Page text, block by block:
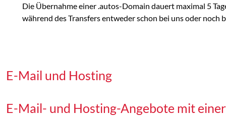
Die Übernahme einer .autos-Domain dauert maximal 5
während des Transfers entweder schon bei uns oder noch
E-Mail und Hosting
E-Mail- und Hosting-Angebote mit